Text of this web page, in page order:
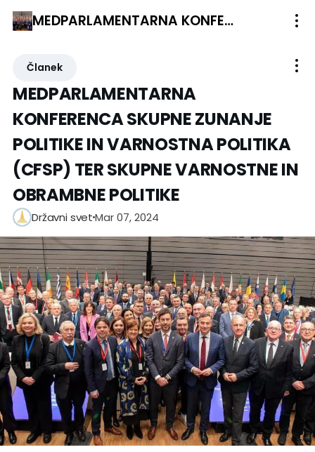
MEDPARLAMENTARNA KONFERENCA SKUPNE ZUNANJE POLITIKE IN VARNOSTNA POLITIKA (CFSP) TER SKUPNE VARNOSTNE IN OBRAMBNE POLITIKE
Članek
MEDPARLAMENTARNA
KONFERENCA SKUPNE ZUNANJE
POLITIKE IN VARNOSTNA POLITIKA
(CFSP) TER SKUPNE VARNOSTNE IN
OBRAMBNE POLITIKE
Državni svetMar 07, 2024